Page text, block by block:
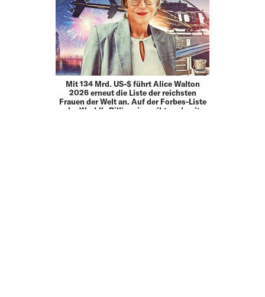
Mit 134 Mrd. US-$ führt Alice Walton
2026 erneut die Liste der reichsten
Frauen der Welt an. Auf der Forbes-Liste
der World’s Billionaires gibt es damit